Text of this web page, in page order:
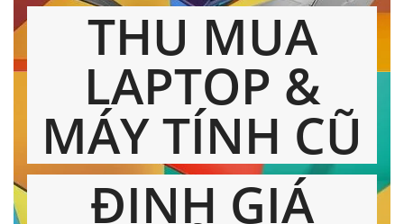
THU MUA
LAPTOP &
MÁY TÍNH CŨ
ĐỊNH GIÁ